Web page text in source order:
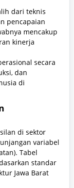
dari teknis
pencapaian
mencakup
kinerja
secara
dan
di
di sektor
variabel
Tabel
standar
Jawa Barat